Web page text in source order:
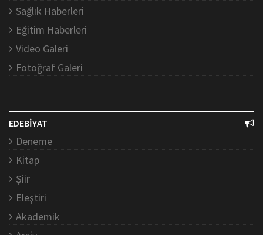
Sağlık Haberleri
Eğitim Haberleri
Video Galeri
Fotoğraf Galeri
EDEBİYAT
Deneme
Kitap
Şiir
Eleştiri
Akademik